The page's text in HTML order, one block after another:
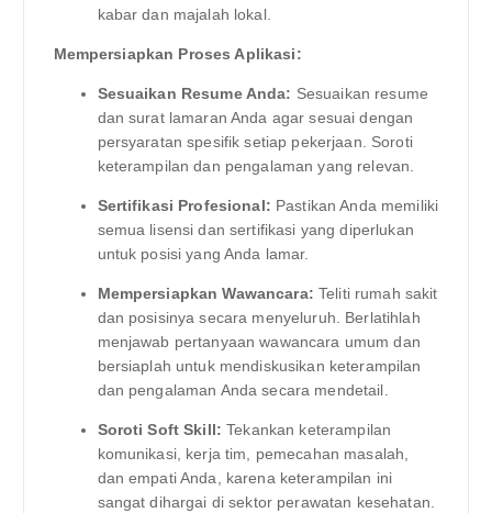
kabar dan majalah lokal.
Mempersiapkan Proses Aplikasi:
Sesuaikan Resume Anda: Sesuaikan resume
dan surat lamaran Anda agar sesuai dengan
persyaratan spesifik setiap pekerjaan. Soroti
keterampilan dan pengalaman yang relevan.
Sertifikasi Profesional: Pastikan Anda memiliki
semua lisensi dan sertifikasi yang diperlukan
untuk posisi yang Anda lamar.
Mempersiapkan Wawancara: Teliti rumah sakit
dan posisinya secara menyeluruh. Berlatihlah
menjawab pertanyaan wawancara umum dan
bersiaplah untuk mendiskusikan keterampilan
dan pengalaman Anda secara mendetail.
Soroti Soft Skill: Tekankan keterampilan
komunikasi, kerja tim, pemecahan masalah,
dan empati Anda, karena keterampilan ini
sangat dihargai di sektor perawatan kesehatan.